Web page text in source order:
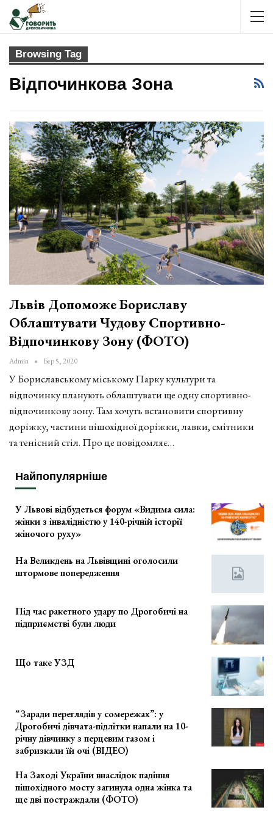
Browsing Tag
Відпочинкова Зона
Львів Допоможе Бориславу
Облаштувати Чудову Спортивно-
Відпочинкову Зону (ФОТО)
Admin Бер 5, 2020
У Бориславському міському Парку культури та
відпочинку планують облаштувати ще одну спортивно-
відпочинкову зону. Там хочуть встановити спортивну
доріжку, частини пішохідної доріжки, лавки, смітники
та тенісний стіл. Про це повідомляє…
Найпопулярніше
У Львові відбудеться форум «Видима сила:
жінки з інвалідністю у 140-річній історії
жіночого руху»
На Великдень на Львівщині оголосили
штормове попередження
Під час ракетного удару по Дрогобичі на
підприємстві були люди
Що таке УЗД
“Заради переглядів у сомережах”: у
Дрогобичі дівчата-підлітки напали на 10-
річну дівчинку з перцевим газом і
забризкали їй очі (ВІДЕО)
На Заході України внаслідок падіння
пішохідного мосту загинула одна жінка та
ще дві постраждали (ФОТО)